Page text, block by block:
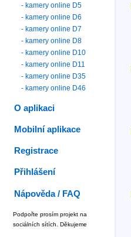
- kamery online D5
- kamery online D6
- kamery online D7
- kamery online D8
- kamery online D10
- kamery online D11
- kamery online D35
- kamery online D46
O aplikaci
Mobilní aplikace
Registrace
Přihlášení
Nápověda / FAQ
Podpořte prosím projekt na
sociálních sítích. Děkujeme